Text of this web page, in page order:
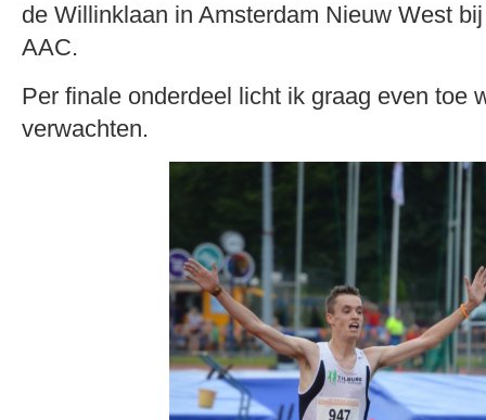
de Willinklaan in Amsterdam Nieuw West
AAC.
Per finale onderdeel licht ik graag even toe
verwachten.